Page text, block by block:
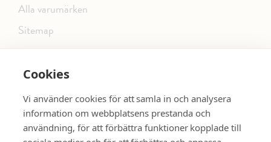
Cookies
Vi använder cookies för att samla in och analysera
information om webbplatsens prestanda och
användning, för att förbättra funktioner kopplade till
Alla varumärken
Sitemap
FÖLJ OSS PÅ SOCIALA MEDIER